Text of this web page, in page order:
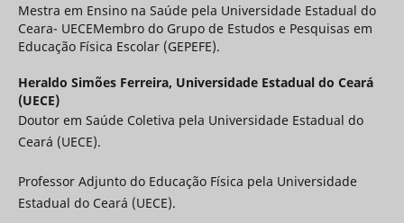
Mestra em Ensino na Saúde pela Universidade Estadual do
Ceara- UECEMembro do Grupo de Estudos e Pesquisas em
Educação Física Escolar (GEPEFE).
Heraldo Simões Ferreira, Universidade Estadual do Ceará
(UECE)
Doutor em Saúde Coletiva pela Universidade Estadual do
Ceará (UECE).
Professor Adjunto do Educação Física pela Universidade
Estadual do Ceará (UECE).